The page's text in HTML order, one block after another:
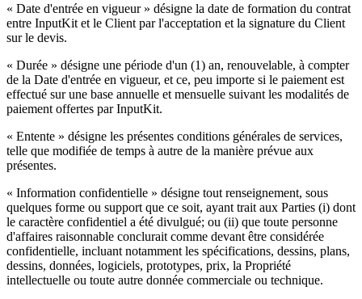
« Date d'entrée en vigueur » désigne la date de formation du contrat
entre InputKit et le Client par l'acceptation et la signature du Client
sur le devis.
« Durée » désigne une période d'un (1) an, renouvelable, à compter
de la Date d'entrée en vigueur, et ce, peu importe si le paiement est
effectué sur une base annuelle et mensuelle suivant les modalités de
paiement offertes par InputKit.
« Entente » désigne les présentes conditions générales de services,
telle que modifiée de temps à autre de la manière prévue aux
présentes.
« Information confidentielle » désigne tout renseignement, sous
quelques forme ou support que ce soit, ayant trait aux Parties (i) dont
le caractère confidentiel a été divulgué; ou (ii) que toute personne
d'affaires raisonnable conclurait comme devant être considérée
confidentielle, incluant notamment les spécifications, dessins, plans,
dessins, données, logiciels, prototypes, prix, la Propriété
intellectuelle ou toute autre donnée commerciale ou technique.